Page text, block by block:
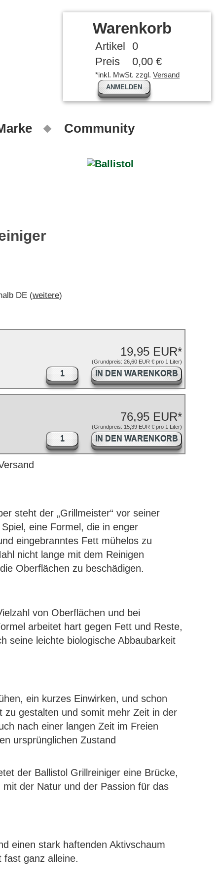
Warenkorb
Artikel 0
Preis
0,00 €
*inkl. MwSt. zzgl. Versand
ANMELDEN
Community
DE (weitere)
19,95 EUR*
(Grundpreis: 26,60 EUR € pro 1 Liter)
IN DEN WARENKORB
76,95 EUR*
(Grundpreis: 15,39 EUR € pro 1 Liter)
IN DEN WARENKORB
steht der „Grillmeister“ vor seiner
eine Formel, die in enger
eingebranntes Fett mühelos zu
nicht lange mit dem Reinigen
Oberflächen zu beschädigen.
von Oberflächen und bei
arbeitet hart gegen Fett und Reste,
seine leichte biologische Abbaubarkeit
ein kurzes Einwirken, und schon
zu gestalten und somit mehr Zeit in der
nach einer langen Zeit im Freien
ursprünglichen Zustand
der Ballistol Grillreiniger eine Brücke,
der Natur und der Passion für das
einen stark haftenden Aktivschaum
fast ganz alleine.